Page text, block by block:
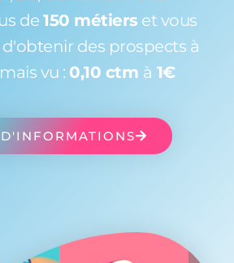
de 150 métiers et vous
des prospects à
vu : 0,10 ctm à 1€